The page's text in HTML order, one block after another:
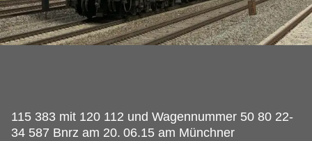
115 383 mit 120 112 und Wagennummer 50 80 22-
34 587 Bnrz am 20. 06.15 am Münchner